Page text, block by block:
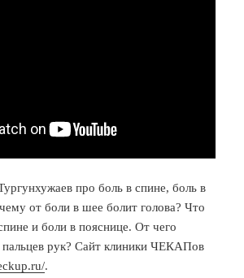
про боль в спине, боль в
от боли в шее болит голова? Что
и боли в пояснице. От чего
пальцев рук? Сайт клиники ЧЕКАПов
.